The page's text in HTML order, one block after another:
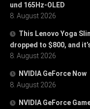
und 165Hz-OLED
8. August 2026
This Lenovo Yoga
dropped to $800, and
8. August 2026
NVIDIA GeForce Now
8. August 2026
NVIDIA GeForce